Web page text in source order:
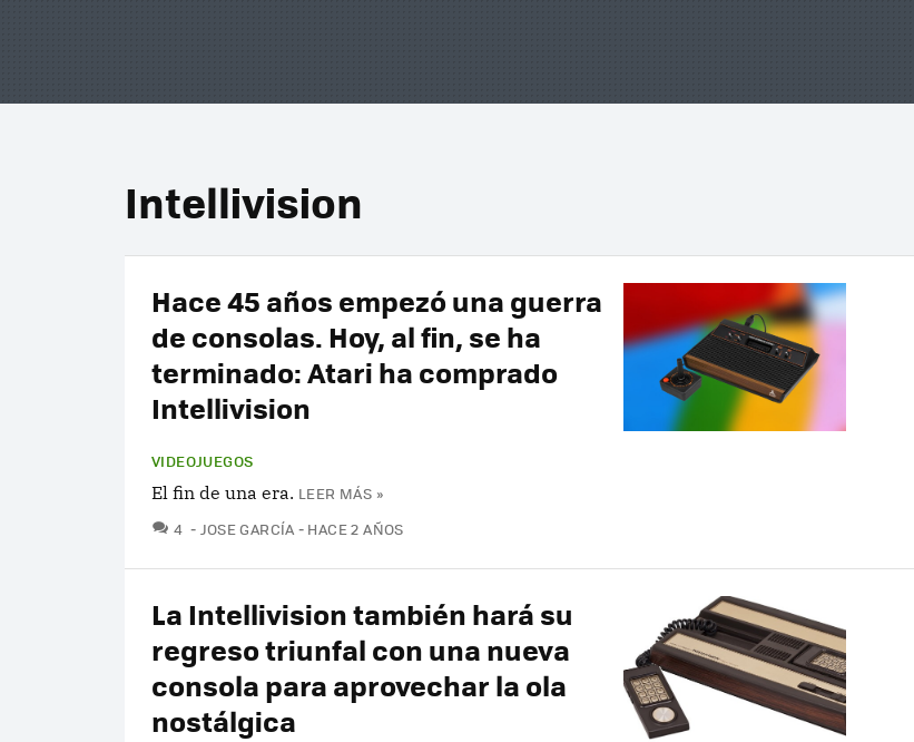
Intellivision
Hace 45 años empezó una guerra
de consolas. Hoy, al fin, se ha
terminado: Atari ha comprado
Intellivision
VIDEOJUEGOS
El fin de una era. LEER MÁS »
4 COMENTARIOS
JOSE GARCÍA HACE 2 AÑOS
La Intellivision también hará su
regreso triunfal con una nueva
consola para aprovechar la ola
nostálgica